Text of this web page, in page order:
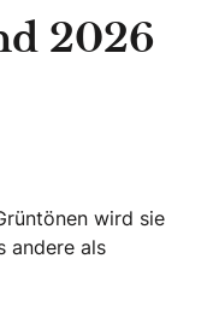
2026
wird sie
andere als